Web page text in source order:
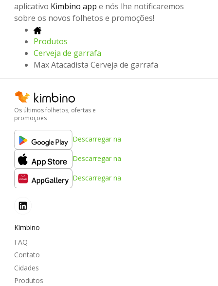
aplicativo Kimbino app e nós lhe notificaremos
sobre os novos folhetos e promoções!
Produtos
Cerveja de garrafa
Max Atacadista Cerveja de garrafa
Os últimos folhetos, ofertas e
promoções
Descarregar na
Descarregar na
Descarregar na
Kimbino
FAQ
Contato
Cidades
Produtos